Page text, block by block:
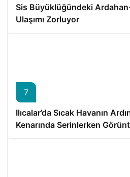
Sis Büyüklüğündeki
Ulaşımı Zorluyor
7
Ilıcalar’da Sıcak Havanın
Kenarında Serinlerken